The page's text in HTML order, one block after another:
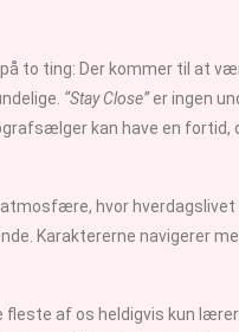
to ting: Der kommer til at
“Stay Close”er ingen
kan have en fortid,
hvor hverdagslivet
Karaktererne navigerer
af os heldigvis kun